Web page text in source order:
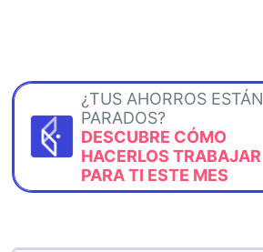
¿TUS AHORROS ESTÁN
PARADOS?
DESCUBRE CÓMO
HACERLOS TRABAJAR
PARA TI ESTE MES